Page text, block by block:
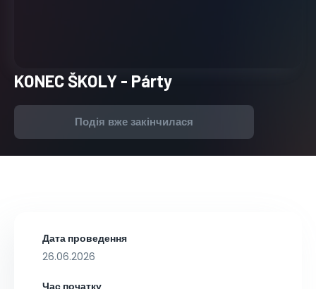
KONEC ŠKOLY - Párty
Подія вже закінчилася
Дата проведення
26.06.2026
Час початку